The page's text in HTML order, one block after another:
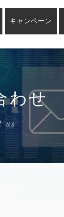
キャンペーン
わせ